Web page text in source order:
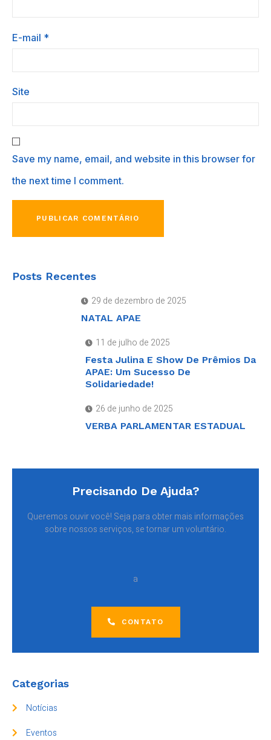
E-mail *
Site
Save my name, email, and website in this browser for
the next time I comment.
Posts Recentes
29 de dezembro de 2025
NATAL APAE
11 de julho de 2025
Festa Julina E Show De Prêmios Da
APAE: Um Sucesso De
Solidariedade!
26 de junho de 2025
VERBA PARLAMENTAR ESTADUAL
Precisando De Ajuda?
Queremos ouvir você! Seja para obter mais informações
sobre nossos serviços, se tornar um voluntário.
a
CONTATO
Categorias
Notícias
Eventos